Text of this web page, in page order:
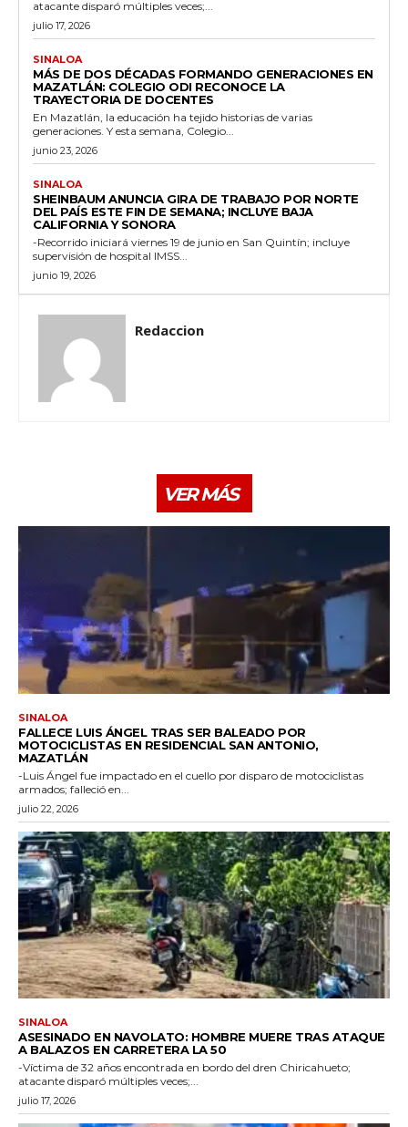
atacante disparó múltiples veces;...
julio 17, 2026
SINALOA
MÁS DE DOS DÉCADAS FORMANDO GENERACIONES EN
MAZATLÁN: COLEGIO ODI RECONOCE LA
TRAYECTORIA DE DOCENTES
En Mazatlán, la educación ha tejido historias de varias
generaciones. Y esta semana, Colegio...
junio 23, 2026
SINALOA
SHEINBAUM ANUNCIA GIRA DE TRABAJO POR NORTE
DEL PAÍS ESTE FIN DE SEMANA; INCLUYE BAJA
CALIFORNIA Y SONORA
-Recorrido iniciará viernes 19 de junio en San Quintín; incluye
supervisión de hospital IMSS...
junio 19, 2026
Redaccion
VER MÁS
SINALOA
FALLECE LUIS ÁNGEL TRAS SER BALEADO POR
MOTOCICLISTAS EN RESIDENCIAL SAN ANTONIO,
MAZATLÁN
-Luis Ángel fue impactado en el cuello por disparo de motociclistas
armados; falleció en...
julio 22, 2026
SINALOA
ASESINADO EN NAVOLATO: HOMBRE MUERE TRAS ATAQUE
A BALAZOS EN CARRETERA LA 50
-Víctima de 32 años encontrada en bordo del dren Chiricahueto;
atacante disparó múltiples veces;...
julio 17, 2026